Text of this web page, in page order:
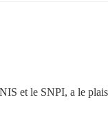
et le SNPI, a le